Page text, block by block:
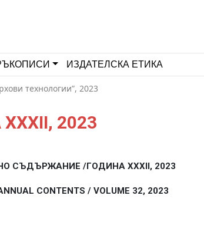
ИЗДАТЕЛСКА ЕТИКА
технологии”, 2023
2023
СЪДЪРЖАНИЕ /ГОДИНА XXXII, 2023
CONTENTS / VOLUME 32, 2023